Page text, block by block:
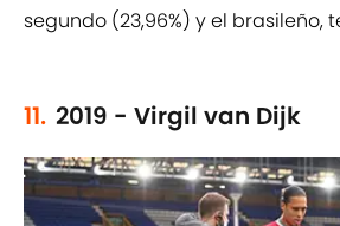
segundo (23,96%) y el brasileño,
11. 2019 - Virgil van Dijk